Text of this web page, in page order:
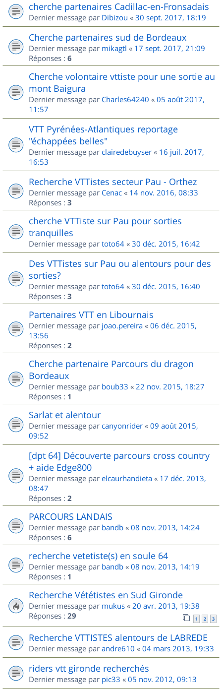
cherche partenaires Cadillac-en-Fronsadais
Dernier message par Dibizou « 30 sept. 2017, 18:19
Cherche partenaires sud de Bordeaux
Dernier message par mikagtl « 17 sept. 2017, 21:09
Réponses : 6
Cherche volontaire vttiste pour une sortie au
mont Baigura
Dernier message par Charles64240 « 05 août 2017,
11:57
VTT Pyrénées-Atlantiques reportage
"échappées belles"
Dernier message par clairedebuyser « 16 juil. 2017,
16:53
Recherche VTTistes secteur Pau - Orthez
Dernier message par Cenac « 14 nov. 2016, 08:33
Réponses : 3
cherche VTTiste sur Pau pour sorties
tranquilles
Dernier message par toto64 « 30 déc. 2015, 16:42
Des VTTistes sur Pau ou alentours pour des
sorties?
Dernier message par toto64 « 30 déc. 2015, 16:40
Réponses : 3
Partenaires VTT en Libournais
Dernier message par joao.pereira « 06 déc. 2015,
13:56
Réponses : 2
Cherche partenaire Parcours du dragon
Bordeaux
Dernier message par boub33 « 22 nov. 2015, 18:27
Réponses : 1
Sarlat et alentour
Dernier message par canyonrider « 09 août 2015,
09:52
[dpt 64] Découverte parcours cross country
+ aide Edge800
Dernier message par elcaurhandieta « 17 déc. 2013,
08:47
Réponses : 2
PARCOURS LANDAIS
Dernier message par bandb « 08 nov. 2013, 14:24
Réponses : 6
recherche vetetiste(s) en soule 64
Dernier message par bandb « 08 nov. 2013, 14:19
Réponses : 1
Recherche Vététistes en Sud Gironde
Dernier message par mukus « 20 avr. 2013, 19:38
Réponses : 29 1 2 3
Recherche VTTISTES alentours de LABREDE
Dernier message par andre610 « 04 mars 2013, 19:33
riders vtt gironde recherchés
Dernier message par pic33 « 05 nov. 2012, 09:13